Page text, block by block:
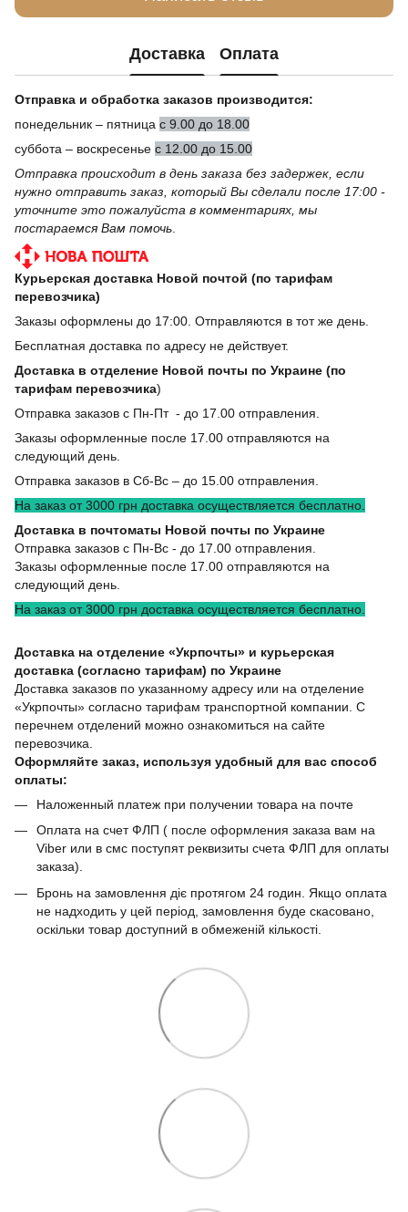
Доставка Оплата
Отправка и обработка заказов производится:
понедельник – пятница с 9.00 до 18.00
суббота – воскресенье с 12.00 до 15.00
Отправка происходит в день заказа без задержек, если
нужно отправить заказ, который Вы сделали после 17:00 -
уточните это пожалуйста в комментариях, мы
постараемся Вам помочь
Курьерская доставка Новой почтой (по тарифам
перевозчика)
Заказы оформлены до 17:00. Отправляются в тот же день.
Бесплатная доставка по адресу не действует.
Доставка в отделение Новой почты по Украине (по
тарифам перевозчика)
Отправка заказов с Пн-Пт - до 17.00 отправления.
Заказы оформленные после 17.00 отправляются на
следующий день.
Отправка заказов в Сб-Вс – до 15.00 отправления.
На заказ от 3000 грн доставка осуществляется бесплатно.
Доставка в почтоматы Новой почты по Украине
Отправка заказов с Пн-Вс - до 17.00 отправления.
Заказы оформленные после 17.00 отправляются на
следующий день.
На заказ от 3000 грн доставка осуществляется бесплатно.
Доставка на отделение «Укрпочты» и курьерская
доставка (согласно тарифам) по Украине
Доставка заказов по указанному адресу или на отделение
«Укрпочты» согласно тарифам транспортной компании. С
перечнем отделений можно ознакомиться на сайте
перевозчика.
Оформляйте заказ, используя удобный для вас способ
оплаты:
Наложенный платеж при получении товара на почте
Оплата на счет ФЛП ( после оформления заказа вам на
Viber или в смс поступят реквизиты счета ФЛП для оплаты
заказа).
Бронь на замовлення діє протягом 24 годин. Якщо оплата
не надходить у цей період, замовлення буде скасовано,
оскільки товар доступний в обмеженій кількості.